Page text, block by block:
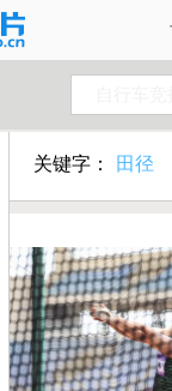
关键字： 田径